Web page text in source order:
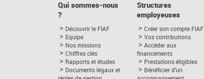
Qui sommes-nous
?
Découvrir le FIAF
Equipe
Nos missions
Chiffres clés
Rapports et études
Documents légaux et
Structures
employeuses
Créer son compte FIAF
Vos contributions
Accéder aux
financements
Prestations éligibles
Bénéficier d’un